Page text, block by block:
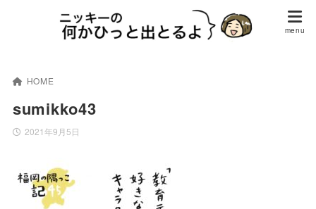
HOME
sumikko43
2021年9月5日